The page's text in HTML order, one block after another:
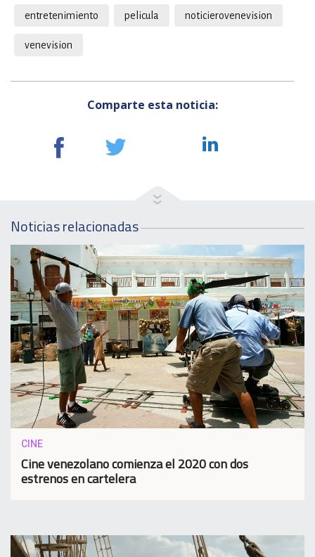
entretenimiento pelicula noticierovenevision
venevision
Comparte esta noticia:
Noticias relacionadas
CINE
Cine venezolano comienza el 2020 con dos
estrenos en cartelera